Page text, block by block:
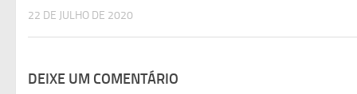
22 DE JULHO DE 2020
DEIXE UM COMENTÁRIO